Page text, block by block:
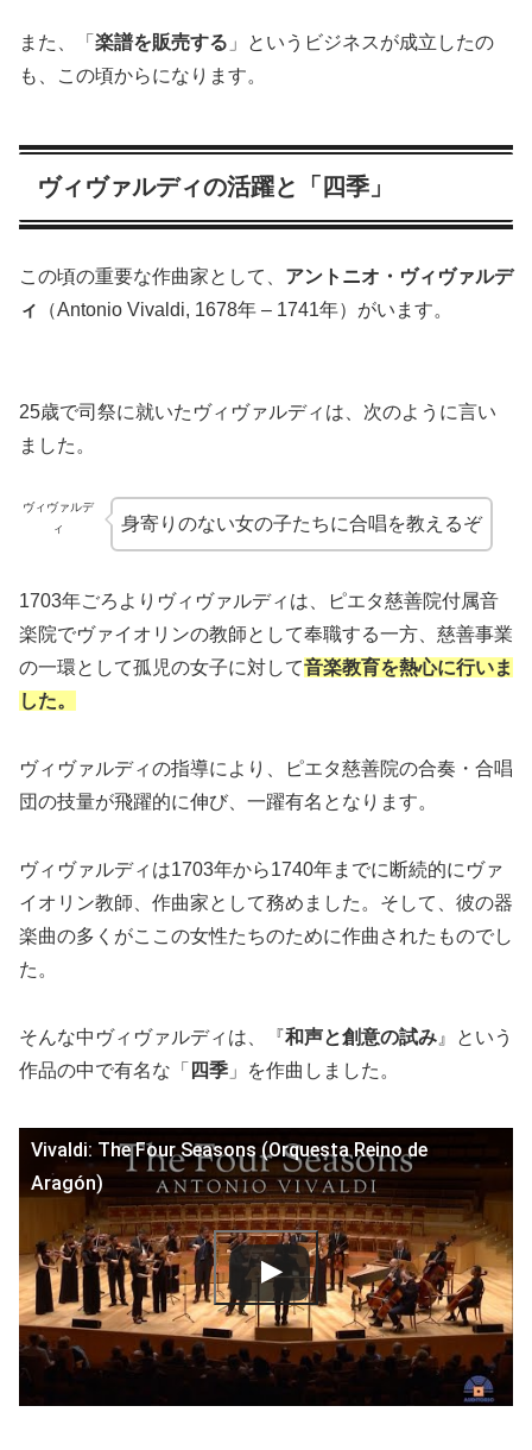
また、「 楽譜を販売する 」というビジネスが成立したの
も、この頃からになります。
ヴィヴァルディの活躍と「四季」
この頃の重要な作曲家として、 アントニオ・ヴィヴァルデ
ィ
（Antonio Vivaldi, 1678年 – 1741年）がいます。
25歳で司祭に就いたヴィヴァルディは、次のように言い
ました。
ヴィヴァルデ
ィ
身寄りのない女の子たちに合唱を教えるぞ
1703年ごろよりヴィヴァルディは、ピエタ慈善院付属音
楽院でヴァイオリンの教師として奉職する一方、慈善事業
の一環として孤児の女子に対して音楽教育を熱心に行いま
した。
ヴィヴァルディの指導により、ピエタ慈善院の合奏・合唱
団の技量が飛躍的に伸び、一躍有名となります。
ヴィヴァルディは1703年から1740年までに断続的にヴァ
イオリン教師、作曲家として務めました。そして、彼の器
楽曲の多くがここの女性たちのために作曲されたものでし
た。
そんな中ヴィヴァルディは、『和声と創意の試み 』という
作品の中で有名な「 四季 」を作曲しました。
Vivaldi: The Four Seasons (Orquesta Reino de
Aragón)